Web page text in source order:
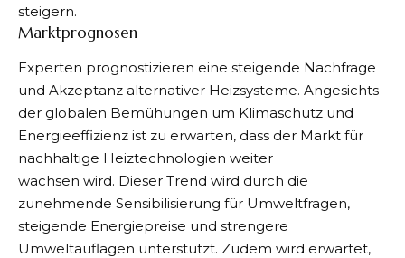
steigern.
Marktprognosen
Experten prognostizieren eine steigende Nachfrage
und Akzeptanz alternativer Heizsysteme. Angesichts
der globalen Bemühungen um Klimaschutz und
Energieeffizienz ist zu erwarten, dass der Markt für
nachhaltige Heiztechnologien weiter
wachsen wird. Dieser Trend wird durch die
zunehmende Sensibilisierung für Umweltfragen,
steigende Energiepreise und strengere
Umweltauflagen unterstützt. Zudem wird erwartet,